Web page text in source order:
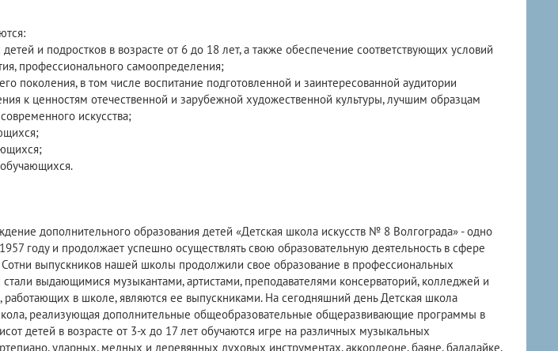
и подростков в возрасте от 6 до 18 лет, а также обеспечение соответствующих условий
профессионального самоопределения;
поколения, в том числе воспитание подготовленной и заинтересованной аудитории
к ценностям отечественной и зарубежной художественной культуры, лучшим образцам
искусства;
дополнительного образования детей «Детская школа искусств № 8 Волгограда» - одно
году и продолжает успешно осуществлять свою образовательную деятельность в сфере
Сотни выпускников нашей школы продолжили свое образование в профессиональных
выдающимися музыкантами, артистами, преподавателями консерваторий, колледжей и
в школе, являются ее выпускниками. На сегодняшний день Детская школа
реализующая дополнительные общеобразовательные общеразвивающие программы в
детей в возрасте от 3-х до 17 лет обучаются игре на различных музыкальных
ударных, медных и деревянных духовых инструментах, аккордеоне, баяне, балалайке,